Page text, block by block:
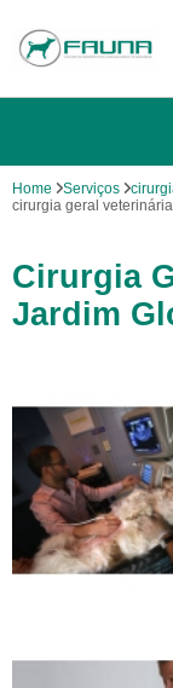
Home Serviços
cirurgia geral
Cirurgia
Jardim